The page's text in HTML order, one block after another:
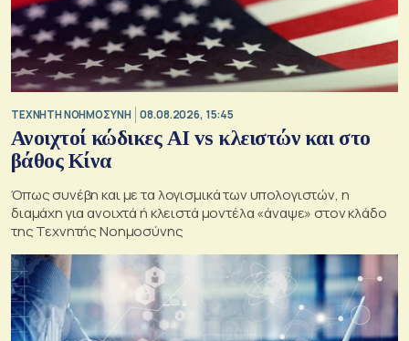
TΕΧΝΗΤΗ ΝΟΗΜΟΣΥΝΗ 08.08.2026, 15:45
Ανοιχτοί κώδικες AI vs κλειστών και στο
βάθος Κίνα
Όπως συνέβη και με τα λογισμικά των υπολογιστών, η
διαμάχη για ανοιχτά ή κλειστά μοντέλα «άναψε» στον κλάδο
της Τεχνητής Νοημοσύνης